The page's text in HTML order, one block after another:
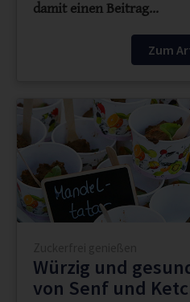
damit einen Beitrag…
Zum
Würzig und
von Senf und